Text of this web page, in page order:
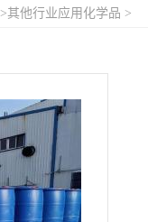
>其他行业应用化学品 >